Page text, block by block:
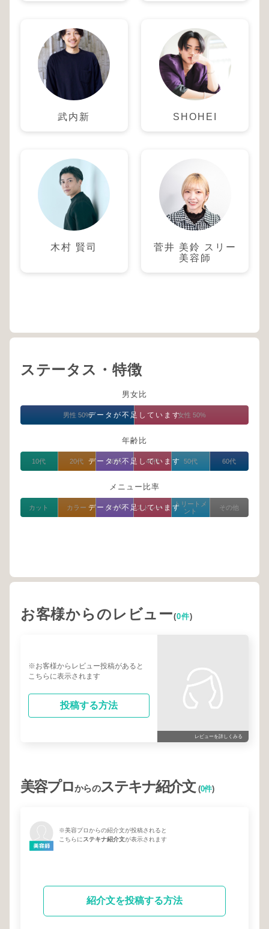
武内新 SHOHEI
木村 賢司
菅井 美鈴 スリー
美容師
ステータス・特徴
男女比
データが不足しています
男性 50% 女性 50%
年齢比
データが不足しています
10代 20代 30代 40代 50代 60代
メニュー比率
データが不足しています
カット カラー パーマ ストレート
トリートメ
ント
その他
お客様からのレビュー(0件)
※お客様からレビュー投稿があると
こちらに表示されます
投稿する方法
レビューを詳しくみる
美容プロからのステキナ紹介文(0件)
※美容プロからの紹介文が投稿されると
こちらにステキナ紹介文が表示されます
紹介文を投稿する方法